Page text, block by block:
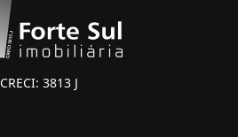
CRECI: 3813 J